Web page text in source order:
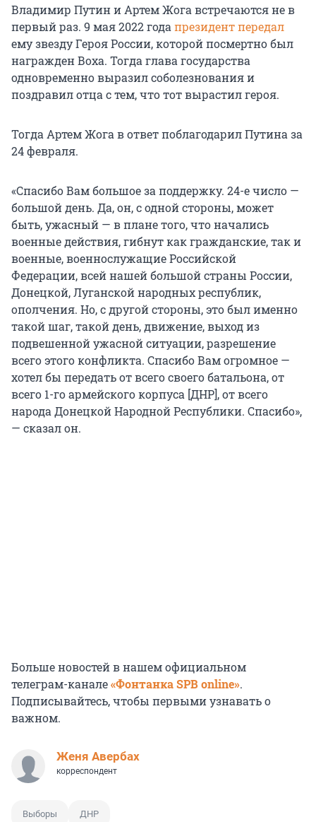
Владимир Путин и Артем Жога встречаются не в
первый раз. 9 мая 2022 года президент передал
ему звезду Героя России, которой посмертно был
награжден Воха. Тогда глава государства
одновременно выразил соболезнования и
поздравил отца с тем, что тот вырастил героя.
Тогда Артем Жога в ответ поблагодарил Путина за
24 февраля.
«Спасибо Вам большое за поддержку. 24-е число —
большой день. Да, он, с одной стороны, может
быть, ужасный — в плане того, что начались
военные действия, гибнут как гражданские, так и
военные, военнослужащие Российской
Федерации, всей нашей большой страны России,
Донецкой, Луганской народных республик,
ополчения. Но, с другой стороны, это был именно
такой шаг, такой день, движение, выход из
подвешенной ужасной ситуации, разрешение
всего этого конфликта. Спасибо Вам огромное —
хотел бы передать от всего своего батальона, от
всего 1-го армейского корпуса [ДНР], от всего
народа Донецкой Народной Республики. Спасибо»,
— сказал он.
Больше новостей в нашем официальном
телеграм-канале«Фонтанка SPB online».
Подписывайтесь, чтобы первыми узнавать о
важном.
Женя Авербах
корреспондент
Выборы ДНР